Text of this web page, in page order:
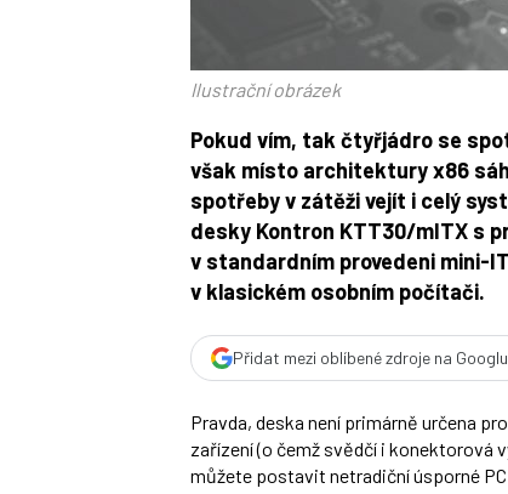
Ilustrační obrázek
Pokud vím, tak čtyřjádro se
však místo architektury x86
spotřeby v zátěži vejít i celý
desky Kontron KTT30/mITX s
v standardním provedeni mini-
v klasickém osobním počítači.
Přidat mezi oblíbené zdroje na Googlu
Pravda, deska není primárně určena
zařízení (o čemž svědčí i konektorová
můžete postavit netradiční úsporné